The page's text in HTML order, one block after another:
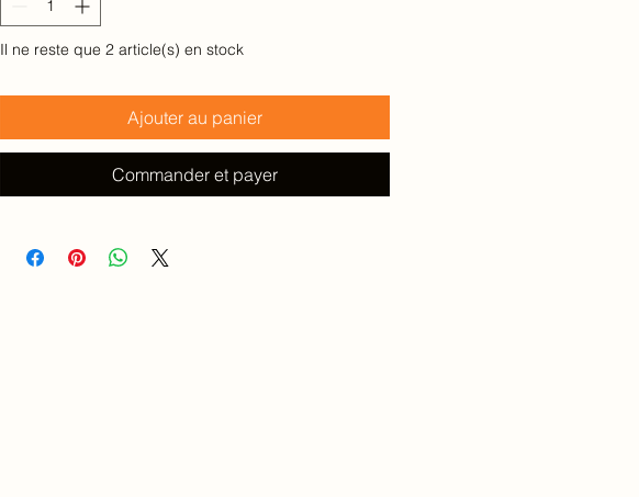
Grammes
Il ne reste que 2 article(s) en stock
Ajouter au panier
Commander et payer